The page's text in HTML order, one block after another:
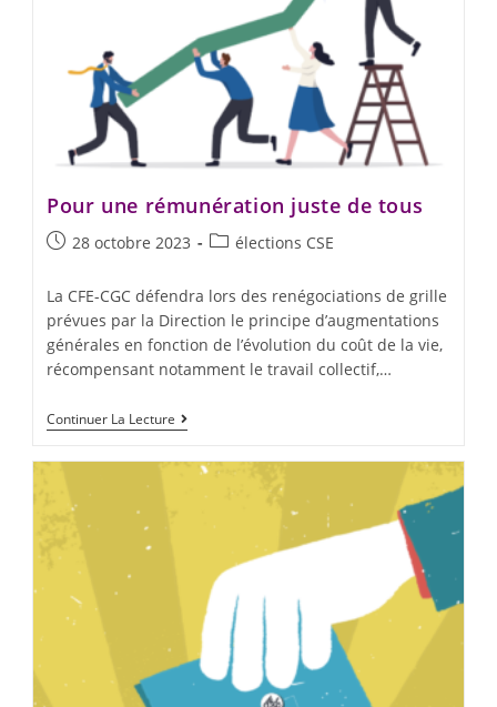
Pour une rémunération juste de tous
28 octobre 2023 élections CSE
La CFE-CGC défendra lors des renégociations de grille
prévues par la Direction le principe d’augmentations
générales en fonction de l’évolution du coût de la vie,
récompensant notamment le travail collectif,…
Continuer La Lecture